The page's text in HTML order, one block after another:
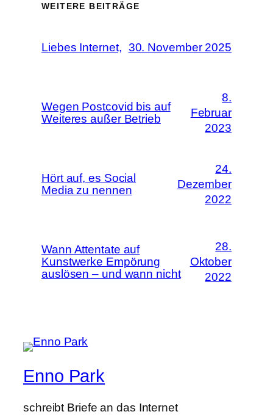
WEITERE BEITRÄGE
Liebes Internet, 30. November 2025
Wegen Postcovid bis auf
Weiteres außer Betrieb
8.
Februar
2023
Hört auf, es Social
Media zu nennen
24.
Dezember
2022
Wann Attentate auf
Kunstwerke Empörung
auslösen – und wann nicht
28.
Oktober
2022
Enno Park
schreibt Briefe an das Internet